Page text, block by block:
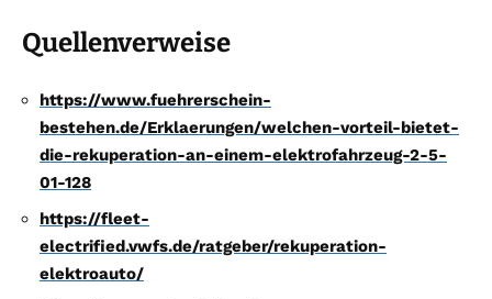
Quellenverweise
https://www.fuehrerschein-
bestehen.de/Erklaerungen/welchen-vorteil-bietet-
die-rekuperation-an-einem-elektrofahrzeug-2-5-
01-128
https://fleet-
electrified.vwfs.de/ratgeber/rekuperation-
elektroauto/